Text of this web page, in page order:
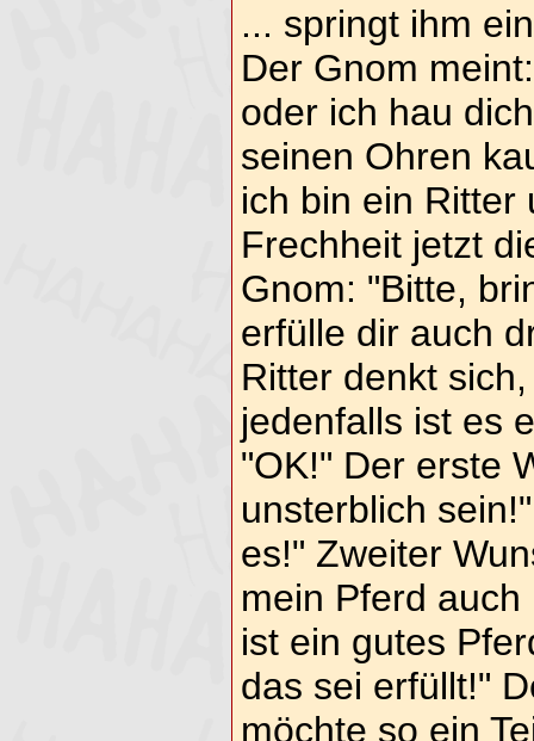
... springt ihm
Der Gnom
oder ich hau
seinen Ohren
ich bin ein Ritter
Frechheit jetzt
Gnom: "Bitte,
erfülle dir auch
Ritter denkt
jedenfalls ist es
"OK!" Der erste
unsterblich
es!" Zweiter
mein Pferd
ist ein gutes
das sei erfüllt!"
möchte so ein